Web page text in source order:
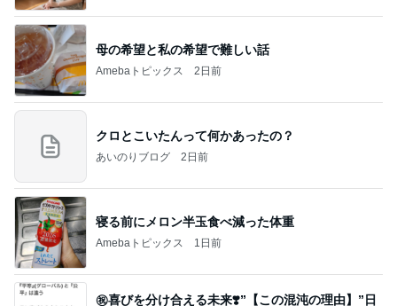
母の希望と私の希望で難しい話
Amebaトピックス 2日前
クロとこいたんって何かあったの？
あいのりブログ 2日前
寝る前にメロン半玉食べ減った体重
Amebaトピックス 1日前
㊗️喜びを分け合える未来❣️”【この混沌の理由】”⽇